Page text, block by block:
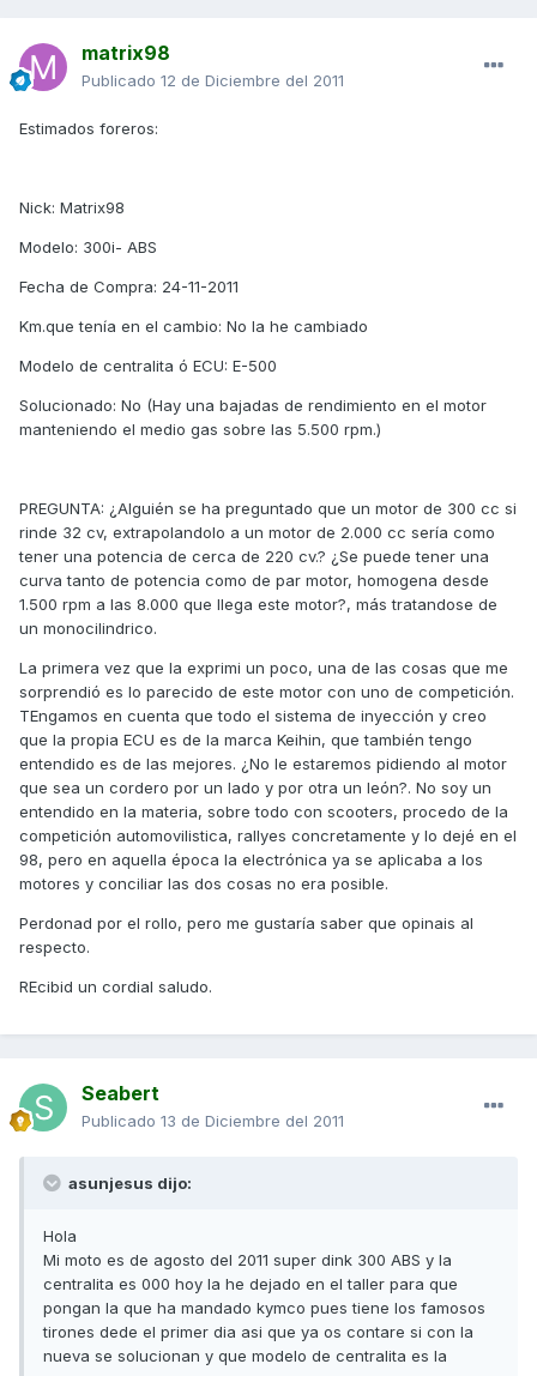
matrix98
Publicado 12 de Diciembre del 2011
Estimados foreros:
Nick: Matrix98
Modelo: 300i- ABS
Fecha de Compra: 24-11-2011
Km.que tenía en el cambio: No la he cambiado
Modelo de centralita ó ECU: E-500
Solucionado: No (Hay una bajadas de rendimiento en el motor
manteniendo el medio gas sobre las 5.500 rpm.)
PREGUNTA: ¿Alguién se ha preguntado que un motor de 300 cc si
rinde 32 cv, extrapolandolo a un motor de 2.000 cc sería como
tener una potencia de cerca de 220 cv.? ¿Se puede tener una
curva tanto de potencia como de par motor, homogena desde
1.500 rpm a las 8.000 que llega este motor?, más tratandose de
un monocilindrico.
La primera vez que la exprimi un poco, una de las cosas que me
sorprendió es lo parecido de este motor con uno de competición.
TEngamos en cuenta que todo el sistema de inyección y creo
que la propia ECU es de la marca Keihin, que también tengo
entendido es de las mejores. ¿No le estaremos pidiendo al motor
que sea un cordero por un lado y por otra un león?. No soy un
entendido en la materia, sobre todo con scooters, procedo de la
competición automovilistica, rallyes concretamente y lo dejé en el
98, pero en aquella época la electrónica ya se aplicaba a los
motores y conciliar las dos cosas no era posible.
Perdonad por el rollo, pero me gustaría saber que opinais al
respecto.
REcibid un cordial saludo.
Seabert
Publicado 13 de Diciembre del 2011
asunjesus dijo:
Hola
Mi moto es de agosto del 2011 super dink 300 ABS y la
centralita es 000 hoy la he dejado en el taller para que
pongan la que ha mandado kymco pues tiene los famosos
tirones dede el primer dia asi que ya os contare si con la
nueva se solucionan y que modelo de centralita es la